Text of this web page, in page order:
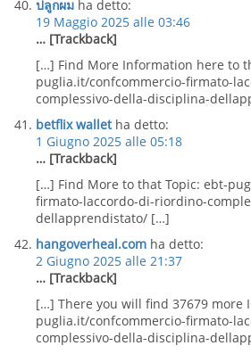
ปลูกผม ha detto:
19 Maggio 2025 alle 03:46
… [Trackback]
[…] Find More Information here to
puglia.it/confcommercio-firmato-
complessivo-della-disciplina-
betflix wallet ha detto:
1 Giugno 2025 alle 05:18
… [Trackback]
[…] Find More to that Topic: ebt-
firmato-laccordo-di-riordino-
dellapprendistato/ […]
hangoverheal.com ha detto:
2 Giugno 2025 alle 21:37
… [Trackback]
[…] There you will find 37679 more
puglia.it/confcommercio-firmato-
complessivo-della-disciplina-